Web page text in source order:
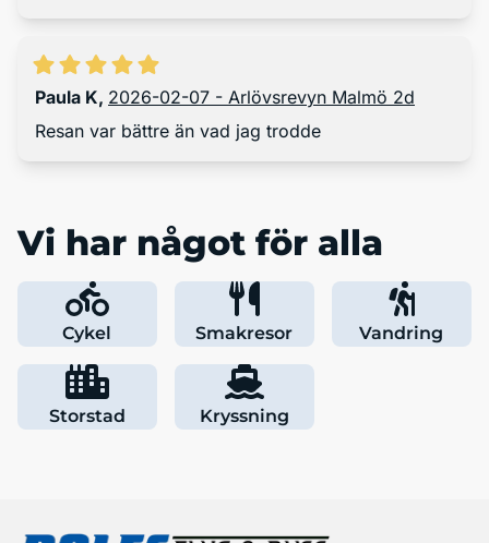
gång. Bussresan blir så mycke roligare då. Vill
ordnade till när vi fick dra våra väskor längre än
de var tänkt 👍👏 Peter vår busschaufför kör lugnt
och säkert. Han är dessutom rolig 😉. Vi gillar oxå
Hallgrensbussarna 👍
Paula K, 2026-02-07 - Arlövsrevyn Malmö 2d
Resan var bättre än vad jag trodde
Vi har något för alla
Cykel Smakresor Vandring
Storstad Kryssning